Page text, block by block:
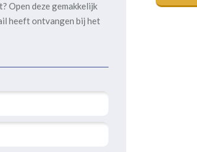
Open deze gemakkelijk
heeft ontvangen bij het